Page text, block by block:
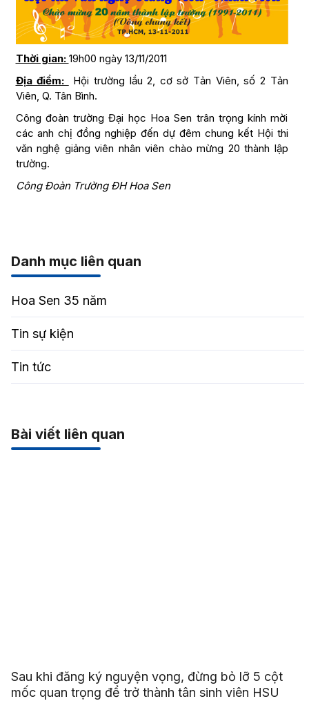
Thời gian: 19h00 ngày 13/11/2011
Địa điểm:
Hội trường lầu 2, cơ sở Tản Viên, số 2 Tản
Viên, Q. Tân Bình.
Công đoàn trường Đại học Hoa Sen trân trọng kính mời
các anh chị đồng nghiệp đến dự đêm chung kết Hội thi
văn nghệ giảng viên nhân viên chào mừng 20 thành lập
trường.
Công Đoàn Trường ĐH Hoa Sen
Danh mục liên quan
Hoa Sen 35 năm
Tin sự kiện
Tin tức
Bài viết liên quan
Sau khi đăng ký nguyện vọng, đừng bỏ lỡ 5 cột
mốc quan trọng để trở thành tân sinh viên HSU